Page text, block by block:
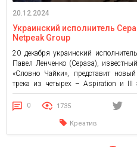
20.12.2024
Украинский исполнитель
Netpeak Group
20 декабря украинский
Павел Ленченко (Cepasa),
«Словно Чайки», представит
трека из четырех – Aspiration и III
основателем Netpeak Group
время открытого инвента Netpeak
0 1735
Креатив